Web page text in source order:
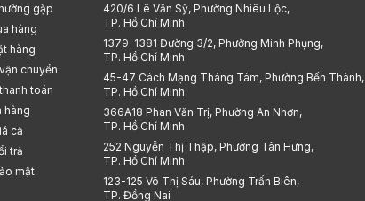
gặp
hàng
hàng
chuyển
toán
hàng
cả
trả
mật
420/6 Lê Văn Sỹ, Phường Nhiêu Lộc,
TP. Hồ Chí Minh
1379-1381 Đường 3/2, Phường Minh Phụng,
TP. Hồ Chí Minh
45-47 Cách Mạng Tháng Tám, Phường Bến Thành,
TP. Hồ Chí Minh
366A18 Phan Văn Trị, Phường An Nhơn,
TP. Hồ Chí Minh
252 Nguyễn Thị Thập, Phường Tân Hưng,
TP. Hồ Chí Minh
123-125 Võ Thị Sáu, Phường Trấn Biên,
TP. Đồng Nai